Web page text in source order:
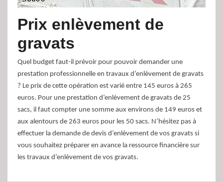
Prix enlèvement de
gravats
Quel budget faut-il prévoir pour pouvoir demander une
prestation professionnelle en travaux d’enlèvement de gravats
? Le prix de cette opération est varié entre 145 euros à 265
euros. Pour une prestation d’enlèvement de gravats de 25
sacs, il faut compter une somme aux environs de 149 euros et
aux alentours de 263 euros pour les 50 sacs. N’hésitez pas à
effectuer la demande de devis d’enlèvement de vos gravats si
vous souhaitez préparer en avance la ressource financière sur
les travaux d’enlèvement de vos gravats.